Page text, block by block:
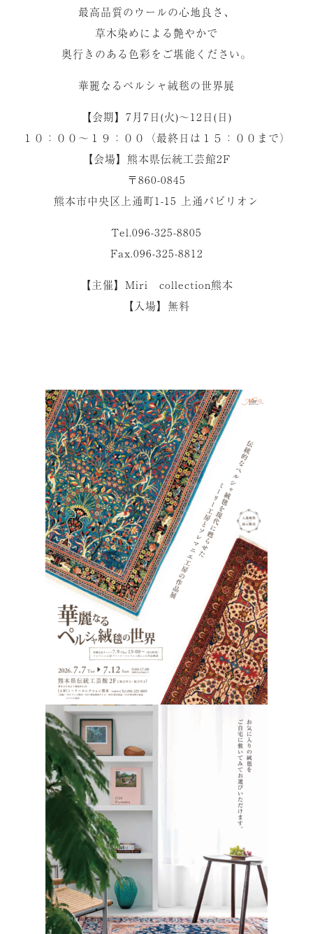
最高品質のウールの心地良さ、
草木染めによる艶やかで
奥行きのある色彩をご堪能ください。
華麗なるペルシャ絨毯の世界展
【会期】7月7日(火)〜12日(日)
１０：００〜１９：００（最終日は１５：００まで）
【会場】熊本県伝統工芸館2F
〒860-0845
熊本市中央区上通町1-15 上通パビリオン
Tel.096-325-8805
Fax.096-325-8812
【主催】Miri collection熊本
【入場】無料